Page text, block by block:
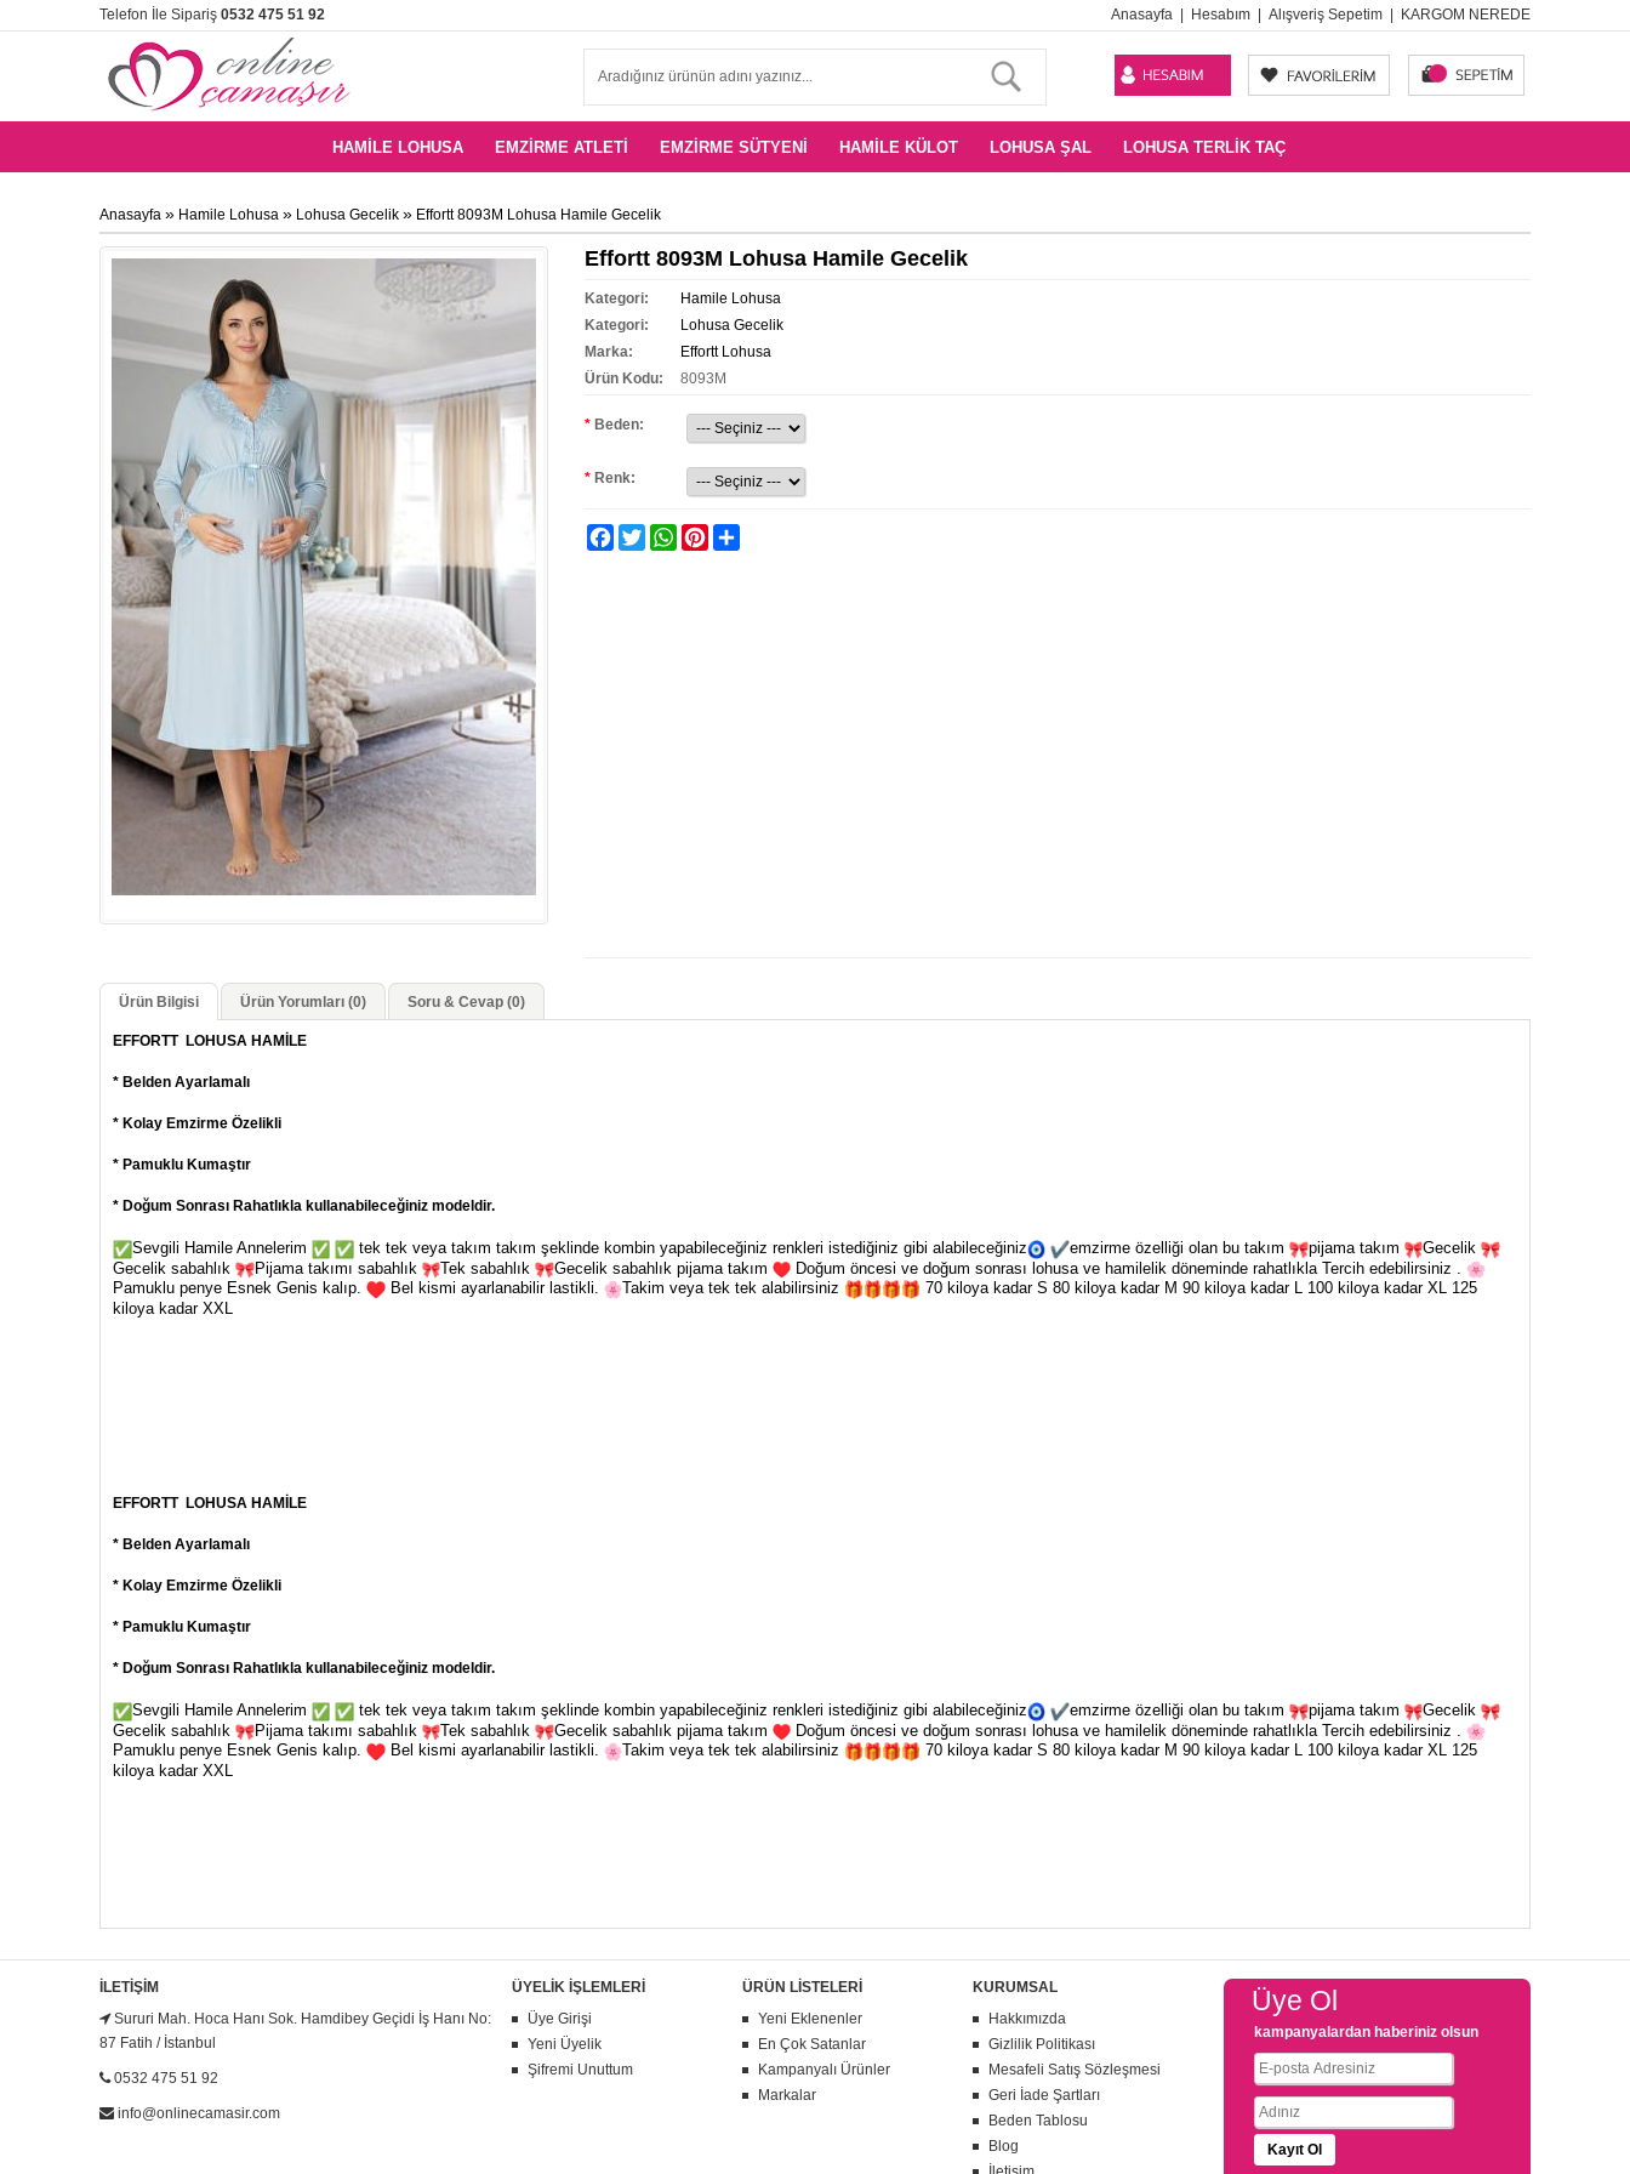
Telefon İle Sipariş 0532 475 51 92 Anasayfa Hesabım Alışveriş Sepetim KARGOM NEREDE
HAMILE LOHUSA EMZIRME ATLETI EMZIRME SÜTYENI HAMILE KÜLOT LOHUSA ŞAL LOHUSA TERLIK TAÇ
Anasayfa » Hamile Lohusa » Lohusa Gecelik » Effortt 8093M Lohusa Hamile Gecelik
Effortt 8093M Lohusa Hamile Gecelik
Kategori:
Hamile Lohusa
Kategori:
Lohusa Gecelik
Marka:
Effortt Lohusa
Ürün Kodu:
8093M
* Beden:
* Renk:
FacebookTwitterWhatsAppPinterest
Ürün Bilgisi Ürün Yorumları (0) Soru & Cevap (0)
EFFORTT LOHUSA HAMİLE
* Belden Ayarlamalı
* Kolay Emzirme Özelikli
* Pamuklu Kumaştır
* Doğum Sonrası Rahatlıkla kullanabileceğiniz modeldir.
Sevgili Hamile Annelerim tek tek veya takım takım şeklinde kombin yapabileceğiniz renkleri istediğiniz gibi alabileceğiniz emzirme özelliği olan bu takım pijama takım
Gecelik
Gecelik sabahlık
Pijama takımı sabahlık Tek sabahlık Gecelik sabahlık pijama takım
Doğum öncesi ve doğum sonrası lohusa ve hamilelik döneminde rahatlıkla Tercih edebilirsiniz .
Pamuklu penye Esnek Genis kalıp.
Bel kismi ayarlanabilir lastikli. Takim veya tek tek alabilirsiniz
70 kiloya kadar S 80 kiloya kadar M 90 kiloya kadar L 100 kiloya kadar XL 125
kiloya kadar XXL
EFFORTT LOHUSA HAMİLE
* Belden Ayarlamalı
* Kolay Emzirme Özelikli
* Pamuklu Kumaştır
* Doğum Sonrası Rahatlıkla kullanabileceğiniz modeldir.
Sevgili Hamile Annelerim tek tek veya takım takım şeklinde kombin yapabileceğiniz renkleri istediğiniz gibi alabileceğiniz emzirme özelliği olan bu takım pijama takım
Gecelik
Gecelik sabahlık
Pijama takımı sabahlık Tek sabahlık Gecelik sabahlık pijama takım
Doğum öncesi ve doğum sonrası lohusa ve hamilelik döneminde rahatlıkla Tercih edebilirsiniz .
Pamuklu penye Esnek Genis kalıp.
Bel kismi ayarlanabilir lastikli. Takim veya tek tek alabilirsiniz
70 kiloya kadar S 80 kiloya kadar M 90 kiloya kadar L 100 kiloya kadar XL 125
kiloya kadar XXL
İLETIŞIM
Sururi Mah. Hoca Hanı Sok. Hamdibey Geçidi İş Hanı No:
87 Fatih / İstanbul
0532 475 51 92
info@onlinecamasir.com
ÜYELİK İŞLEMLERİ
Üye Girişi
Yeni Üyelik
Şifremi Unuttum
ÜRÜN LİSTELERİ
Yeni Eklenenler
En Çok Satanlar
Kampanyalı Ürünler
Markalar
KURUMSAL
Hakkımızda
Gizlilik Politikası
Mesafeli Satış Sözleşmesi
Geri İade Şartları
Beden Tablosu
Blog
Üye Ol
kampanyalardan haberiniz olsun
Kayıt Ol